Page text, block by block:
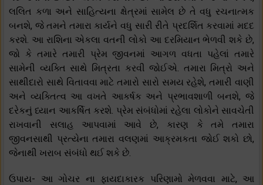
લલિત કળા અને સાહિત્યના ક્ષેત્રમાં સામેલ છે તે વધુ રચનાત્મક
બનશે, જે તમને તમારા કાર્યને વધુ સારી રીતે પ્રદર્શિત કરવામાં મદદ
કરશે. આ રાશિના એકલા વતની લોકો આ દરમિયાન ભેળવી શકે છે,
જો કે તમારે તમારી પ્રેમ જીવનમાં આગળ વધતા પહેલાં તમારે
સામેની વ્યક્તિ સાથે મિત્રતા કરવી જોઈએ. તમારા મિત્રો અને
સાથીદારો સાથે વિતાવવા માટે તમારો સારો સમય રહેશે, તમારી વાણી
અને વ્યક્તિત્વ આ વખતે આકર્ષક અને પ્રભાવશાળી બનશે, જે
દરેકનું ધ્યાન આકર્ષિત કરશે. પ્રેમ સંબંધોમાં રહેલા લોકોને સાવચેતી
રાખવાની સલાહ આપવામાં આવે છે, કારણ કે તમે તમારા
જીવનસાથી પ્રત્યેના તમારા વલણમાં આક્રમકતા જોઈ શકો છો,
જેનાથી ખરાબ સંબંધો થઈ શકે છે.
ઉપાય- આ ગોચર ના ફાયદાકારક પરિણામો મેળવવા માટે, આ